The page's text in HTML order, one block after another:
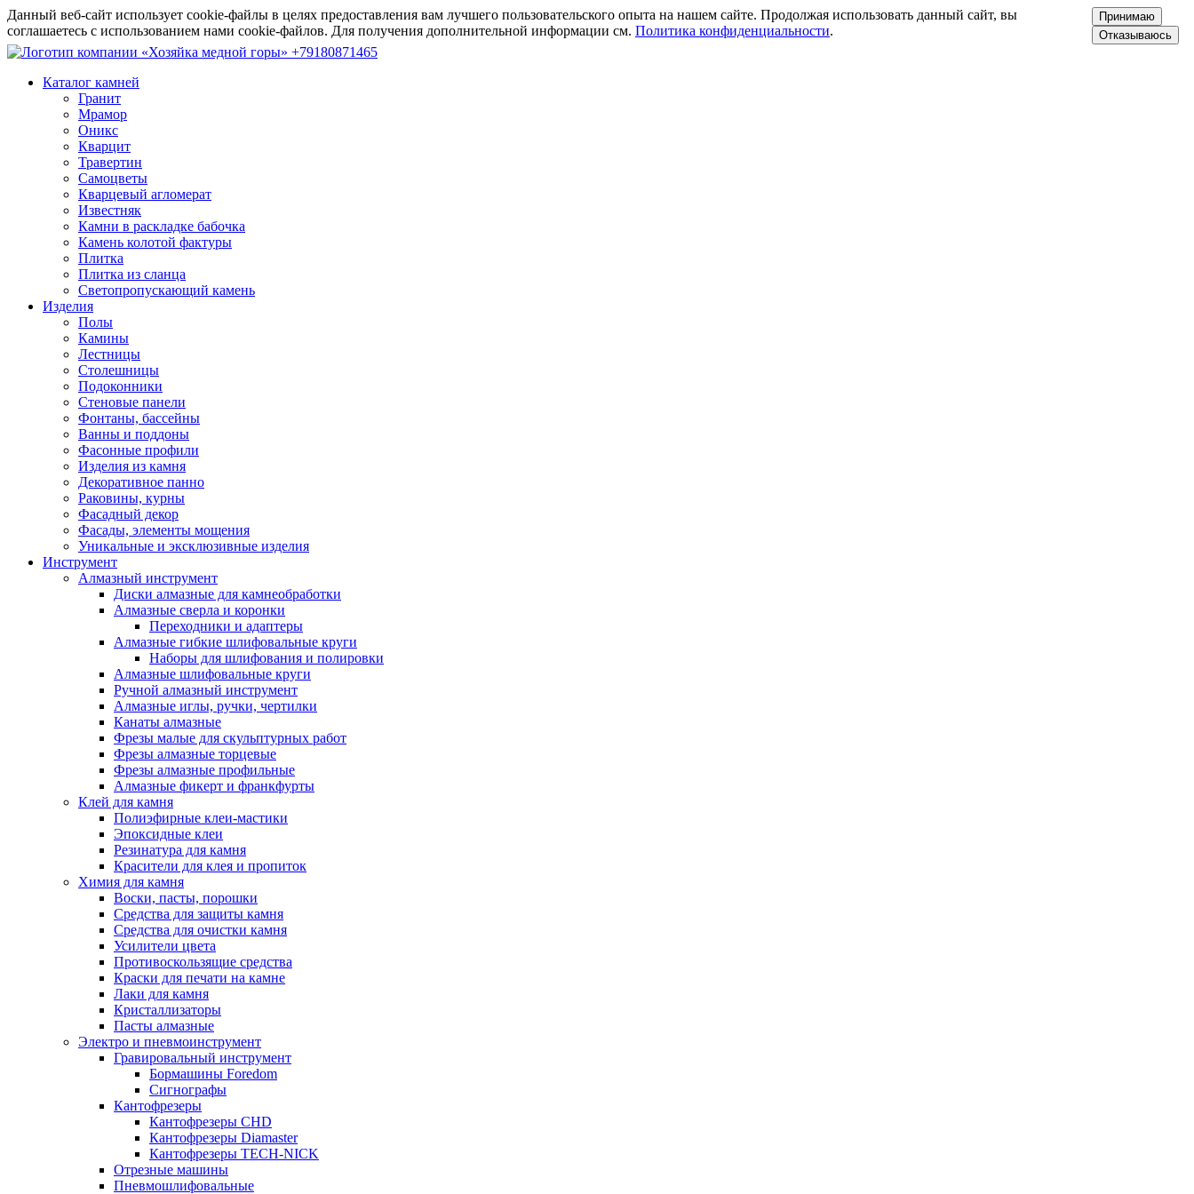
Данный веб-сайт использует cookie-файлы в целях предоставления вам лучшего пользовательского опыта на нашем сайте. Продолжая использовать данный сайт, вы
соглашаетесь с использованием нами cookie-файлов. Для получения дополнительной информации см. Политика конфиденциальности.
Принимаю
Отказываюсь
+79180871465
Каталог камней
Гранит
Мрамор
Оникс
Кварцит
Травертин
Самоцветы
Кварцевый агломерат
Известняк
Камни в раскладке бабочка
Камень колотой фактуры
Плитка
Плитка из сланца
Светопропускающий камень
Изделия
Полы
Камины
Лестницы
Столешницы
Подоконники
Стеновые панели
Фонтаны, бассейны
Ванны и поддоны
Фасонные профили
Изделия из камня
Декоративное панно
Раковины, курны
Фасадный декор
Фасады, элементы мощения
Уникальные и эксклюзивные изделия
Инструмент
Алмазный инструмент
Диски алмазные для камнеобработки
Алмазные сверла и коронки
Переходники и адаптеры
Алмазные гибкие шлифовальные круги
Наборы для шлифования и полировки
Алмазные шлифовальные круги
Ручной алмазный инструмент
Алмазные иглы, ручки, чертилки
Канаты алмазные
Фрезы малые для скульптурных работ
Фрезы алмазные торцевые
Фрезы алмазные профильные
Алмазные фикерт и франкфурты
Клей для камня
Полиэфирные клеи-мастики
Эпоксидные клеи
Резинатура для камня
Красители для клея и пропиток
Химия для камня
Воски, пасты, порошки
Средства для защиты камня
Средства для очистки камня
Усилители цвета
Противоскользящие средства
Краски для печати на камне
Лаки для камня
Кристаллизаторы
Пасты алмазные
Электро и пневмоинструмент
Гравировальный инструмент
Бормашины Foredom
Сигнографы
Кантофрезеры
Кантофрезеры CHD
Кантофрезеры Diamaster
Кантофрезеры TECH-NICK
Отрезные машины
Пневмошлифовальные